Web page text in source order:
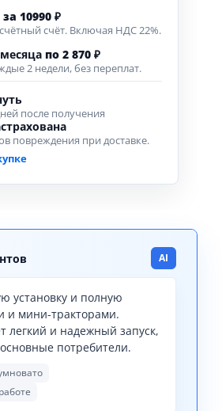
за 10990 ₽
счёт. Включая НДС 22%.
по 2 870 ₽
2 недели, без переплат.
после получения
повреждения при доставке.
AI
установку и полную
и мини-тракторами.
легкий и надежный запуск,
потребители.